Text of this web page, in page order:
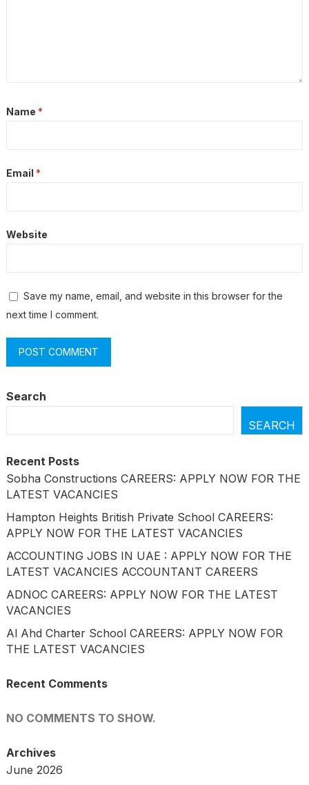
Name *
Email *
Website
Save my name, email, and website in this browser for the
next time I comment.
Search
SEARCH
Recent Posts
Sobha Constructions CAREERS: APPLY NOW FOR THE
LATEST VACANCIES
Hampton Heights British Private School CAREERS:
APPLY NOW FOR THE LATEST VACANCIES
ACCOUNTING JOBS IN UAE : APPLY NOW FOR THE
LATEST VACANCIES ACCOUNTANT CAREERS
ADNOC CAREERS: APPLY NOW FOR THE LATEST
VACANCIES
Al Ahd Charter School CAREERS: APPLY NOW FOR
THE LATEST VACANCIES
Recent Comments
NO COMMENTS TO SHOW.
Archives
June 2026